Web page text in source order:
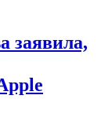
заявила,